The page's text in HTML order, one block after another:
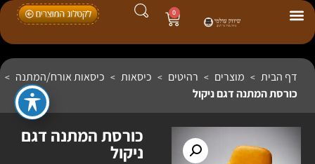
0
דף הבית > מוצרים > רהיטים > כיסאות > כיסאות אורח/המתנה >
כורסת המתנה דגם ניקול
כורסת המתנה דגם
ניקול